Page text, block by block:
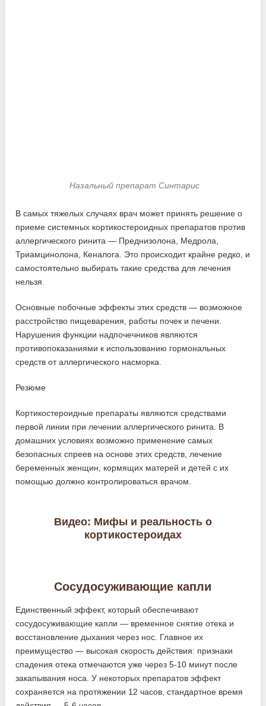
Назальный препарат Синтарис
В самых тяжелых случаях врач может принять решение о
приеме системных кортикостероидных препаратов против
аллергического ринита — Преднизолона, Медрола,
Триамцинолона, Кеналога. Это происходит крайне редко, и
самостоятельно выбирать такие средства для лечения
нельзя.
Основные побочные эффекты этих средств — возможное
расстройство пищеварения, работы почек и печени.
Нарушения функции надпочечников являются
противопоказаниями к использованию гормональных
средств от аллергического насморка.
Резюме
Кортикостероидные препараты являются средствами
первой линии при лечении аллергического ринита. В
домашних условиях возможно применение самых
безопасных спреев на основе этих средств, лечение
беременных женщин, кормящих матерей и детей с их
помощью должно контролироваться врачом.
Видео: Мифы и реальность о
кортикостероидах
Сосудосуживающие капли
Единственный эффект, который обеспечивают
сосудосуживающие капли — временное снятие отека и
восстановление дыхания через нос. Главное их
преимущество — высокая скорость действия: признаки
спадения отека отмечаются уже через 5-10 минут после
закапывания носа. У некоторых препаратов эффект
сохраняется на протяжении 12 часов, стандартное время